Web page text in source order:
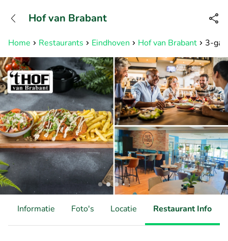
Bereikbaar tot 23:00 uur
Home Restaurants Eindhoven Hof van Brabant 3-
Hof van Brabant
Informatie Foto's Locatie Restaurant Info